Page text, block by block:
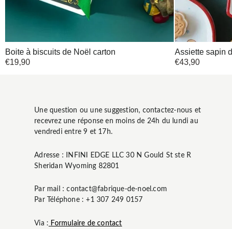
Boite à biscuits de Noël carton
€19,90
Assiette sapin
€43,90
Une question ou une suggestion, contactez-nous et
recevrez une réponse en moins de 24h du lundi au
vendredi entre 9 et 17h.
Adresse : INFINI EDGE LLC 30 N Gould St ste R
Sheridan Wyoming 82801
Par mail : contact@fabrique-de-noel.com
Par Téléphone : +1 307 249 0157
Via : Formulaire de contact